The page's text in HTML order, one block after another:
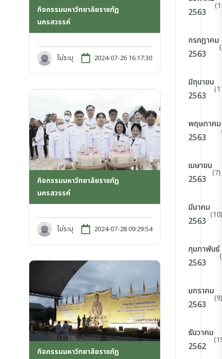
กิจกรรมมหาวิทยาลัยราชภัฏ
นครสวรรค์
ไม่ระบุ 2024-07-26 16:17:30
กิจกรรมมหาวิทยาลัยราชภัฏ
นครสวรรค์
ไม่ระบุ 2024-07-28 09:29:54
กิจกรรมมหาวิทยาลัยราชภัฏ
2563
กรกฎาคม
2563
มิถุนายน
2563
พฤษภาคม
2563
เมษายน
2563
(7)
มีนาคม
2563
(10)
กุมภาพันธ์
2563
มกราคม
2563
(9)
ธันวาคม
2562